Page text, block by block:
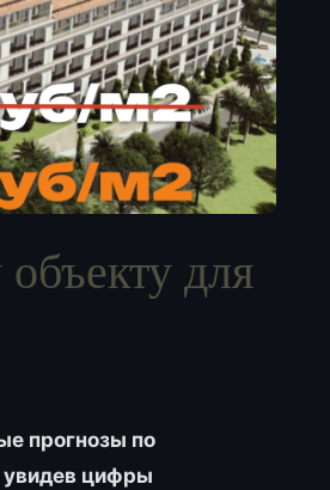
для
прогнозы по
увидев цифры